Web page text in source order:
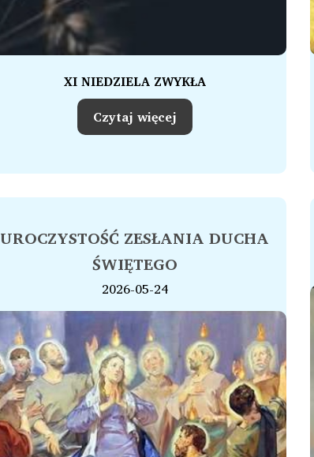
XI NIEDZIELA ZWYKŁA
Czytaj więcej
UROCZYSTOŚĆ ZESŁANIA DUCHA
ŚWIĘTEGO
2026-05-24